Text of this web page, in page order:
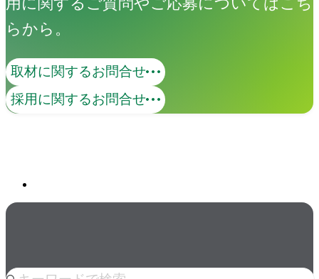
らから。
取材に関するお問合せ
採用に関するお問合せ
関連ソリューション
Great RIVER
創造性の高い人材が、組織の内側へ。事
業・ブランド・組織・人—あらゆる活動
人気のkeyword